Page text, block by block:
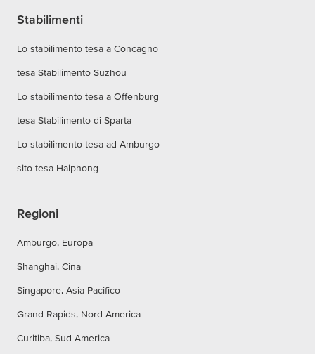
Stabilimenti
Lo stabilimento tesa a Concagno
tesa Stabilimento Suzhou
Lo stabilimento tesa a Offenburg
tesa Stabilimento di Sparta
Lo stabilimento tesa ad Amburgo
sito tesa Haiphong
Regioni
Amburgo, Europa
Shanghai, Cina
Singapore, Asia Pacifico
Grand Rapids, Nord America
Curitiba, Sud America